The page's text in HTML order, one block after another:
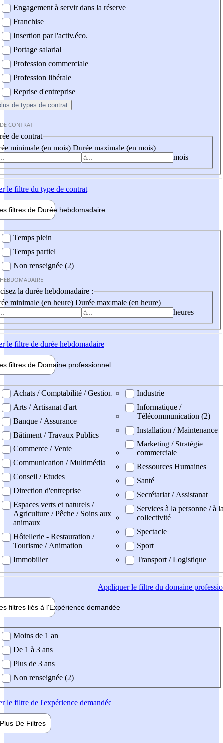
Engagement à servir dans la réserve
Franchise
Insertion par l'activ.éco.
Portage salarial
Profession commerciale
Profession libérale
Reprise d'entreprise
de types de contrat
CONTRAT
de contrat
minimale (en mois) Durée maximale (en mois)
mois
le filtre du type de contrat
filtres de Durée hebdomadaire
Temps plein
Temps partiel
Non renseignée (2)
la durée hebdomadaire :
minimale (en heure) Durée maximale (en heure)
heures
le filtre de durée hebdomadaire
filtres de Domaine professionnel
professionel
Achats / Comptabilité / Gestion
Arts / Artisanat d'art
Banque / Assurance
Bâtiment / Travaux Publics
Commerce / Vente
Communication / Multimédia
Conseil / Etudes
Direction d'entreprise
Espaces verts et naturels /
Agriculture / Pêche / Soins aux
animaux
Hôtellerie - Restauration /
Tourisme / Animation
Immobilier
Industrie
Informatique /
Télécommunication (2)
Installation / Maintenance
Marketing / Stratégie
commerciale
Ressources Humaines
Santé
Secrétariat / Assistanat
Services à la personne / à la
collectivité
Spectacle
Sport
Transport / Logistique
Appliquerle filtre du domaine
filtres liés à l'Expérience demandée
demandée
Moins de 1 an
De 1 à 3 ans
Plus de 3 ans
Non renseignée (2)
le filtre de l'expérience demandée
Plus De Filtres